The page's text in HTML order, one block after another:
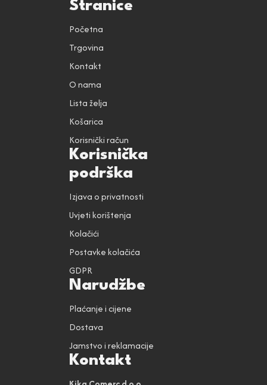
Stranice
Početna
Trgovina
Kontakt
O nama
Lista želja
Košarica
Korisnički račun
Korisnička
podrška
Izjava o privatnosti
Uvjeti korištenja
Kolačići
Postavke kolačića
GDPR
Narudžbe
Plaćanje i cijene
Dostava
Jamstvo i reklamacije
Kontakt